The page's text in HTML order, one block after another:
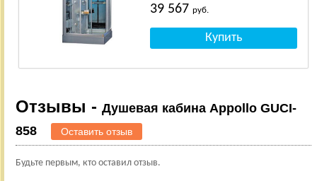
39 567 руб.
Отзывы - Душевая кабина Appollo GUCI-
858
Оставить отзыв
Будьте первым, кто оставил отзыв.